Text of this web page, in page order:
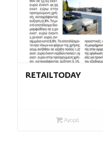
RETAILTODAY
Αγορά